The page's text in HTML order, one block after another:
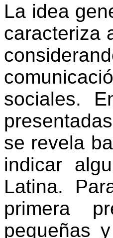
La idea
caracteriza
sociales.
se revela
indicar
Latina.
primera
pequeñas